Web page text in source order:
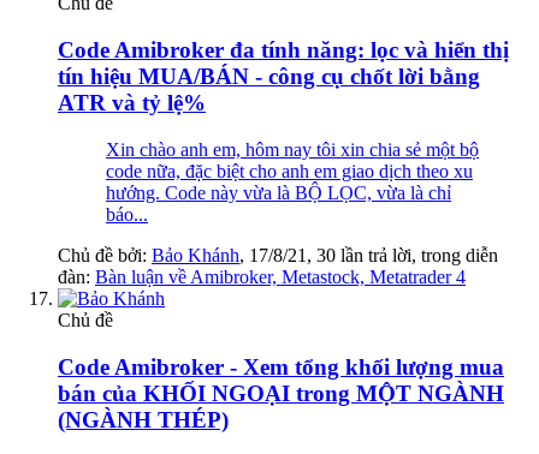
Code Amibroker đa tính năng: lọc và hiển thị
tín hiệu MUA/BÁN - công cụ chốt lời bằng
ATR và tỷ lệ%
Xin chào anh em, hôm nay tôi xin chia sẻ một bộ
code nữa, đặc biệt cho anh em giao dịch theo xu
hướng. Code này vừa là BỘ LỌC, vừa là chỉ
báo...
Chủ đề bởi: Bảo Khánh, 17/8/21 , 30 lần trả lời, trong diễn
đàn: Bàn luận về Amibroker, Metastock, Metatrader 4
Chủ đề
Code Amibroker - Xem tổng khối lượng mua
bán của KHỐI NGOẠI trong MỘT NGÀNH
(NGÀNH THÉP)